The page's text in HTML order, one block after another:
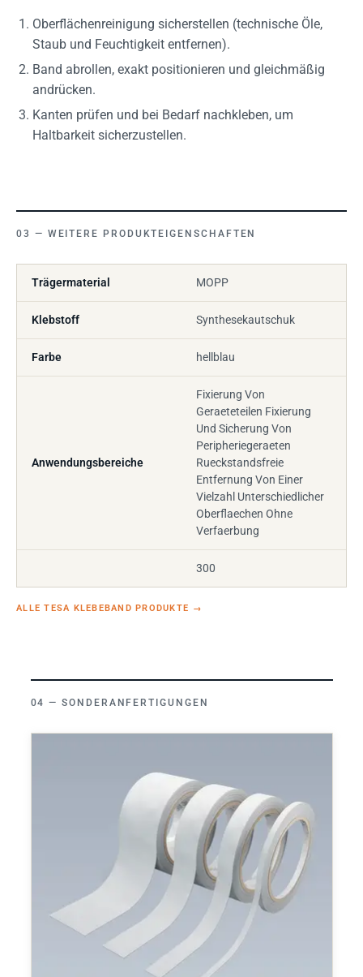
Oberflächenreinigung sicherstellen (technische Öle,
Staub und Feuchtigkeit entfernen).
Band abrollen, exakt positionieren und gleichmäßig
andrücken.
Kanten prüfen und bei Bedarf nachkleben, um
Haltbarkeit sicherzustellen.
WEITERE PRODUKTEIGENSCHAFTEN
Trägermaterial MOPP
Klebstoff Synthesekautschuk
Farbe hellblau
Anwendungsbereiche
Fixierung Von
Geraeteteilen Fixierung
Und Sicherung Von
Peripheriegeraeten
Rueckstandsfreie
Entfernung Von Einer
Vielzahl Unterschiedlicher
Oberflaechen Ohne
Verfaerbung
300
ALLE TESA KLEBEBAND PRODUKTE →
SONDERANFERTIGUNGEN